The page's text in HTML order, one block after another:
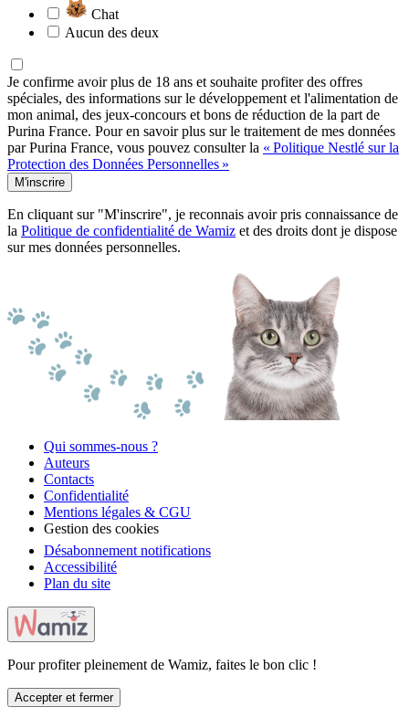
Chat
Aucun des deux
Je confirme avoir plus de 18 ans et souhaite profiter des offres
spéciales, des informations sur le développement et l'alimentation de
mon animal, des jeux-concours et bons de réduction de la part de
Purina France. Pour en savoir plus sur le traitement de mes données
par Purina France, vous pouvez consulter la « Politique Nestlé sur la
Protection des Données Personnelles »
M'inscrire
En cliquant sur "M'inscrire", je reconnais avoir pris connaissance de
la Politique de confidentialité de Wamiz et des droits dont je dispose
sur mes données personnelles.
Qui sommes-nous ?
Auteurs
Contacts
Confidentialité
Mentions légales & CGU
Gestion des cookies
Désabonnement notifications
Accessibilité
Plan du site
Pour profiter pleinement de Wamiz, faites le bon clic !
Accepter et fermer